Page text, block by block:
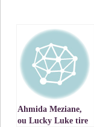
Ahmida Meziane,
ou Lucky Luke tire